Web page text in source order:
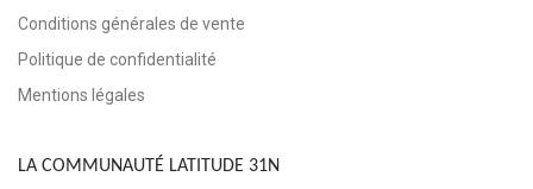
Conditions générales de vente
Politique de confidentialité
Mentions légales
LA COMMUNAUTÉ LATITUDE 31N